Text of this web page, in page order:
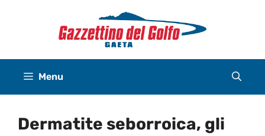
Menu
Dermatite seborroica, gli